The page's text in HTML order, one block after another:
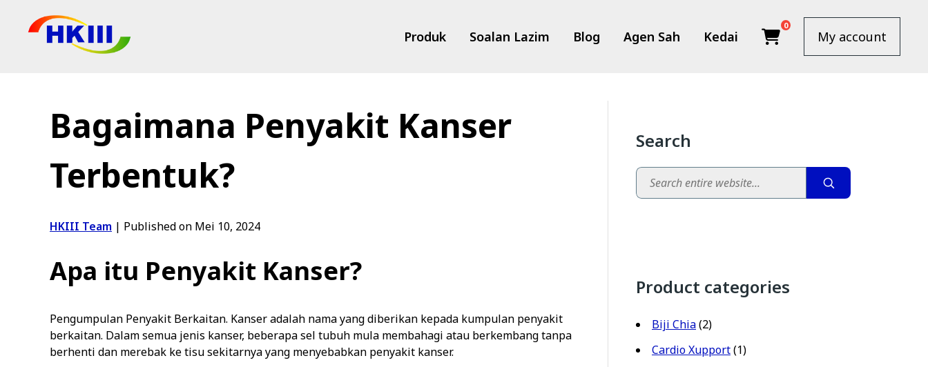
Blog
Produk Soalan Lazim Blog Agen Sah Kedai
0
My account
Bagaimana Penyakit Kanser
Terbentuk?
HKIII Team | Published on Mei 10, 2024
Apa itu Penyakit Kanser?
Pengumpulan Penyakit Berkaitan. Kanser adalah nama yang diberikan kepada kumpulan penyakit
berkaitan. Dalam semua jenis kanser, beberapa sel tubuh mula membahagi atau berkembang tanpa
berhenti dan merebak ke tisu sekitarnya yang menyebabkan penyakit kanser.
Search
Search
Product categories
Biji Chia(2)
Cardio Xupport(1)